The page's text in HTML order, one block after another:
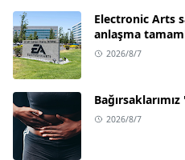
Electronic Arts
anlaşma
2026/8/7
2026/8/7